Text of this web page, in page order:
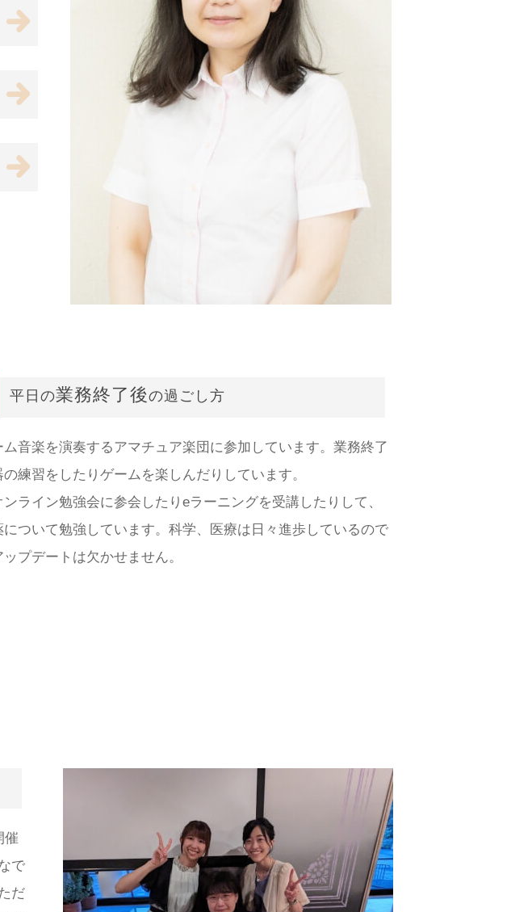
平日の業務終了後の過ごし方
ム音楽を演奏するアマチュア楽団に参加しています。業務終了
練習をしたりゲームを楽しんだりしています。
ンライン勉強会に参会したりeラーニングを受講したりして、
について勉強しています。科学、医療は日々進歩しているので
プデートは欠かせません。
催
で
だ